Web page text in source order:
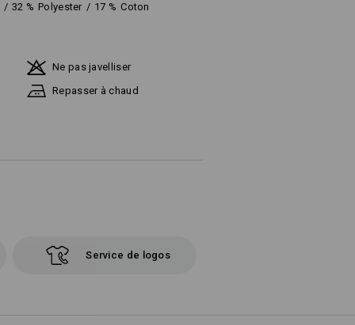
/ 32 % Polyester / 17 % Coton
Ne pas javelliser
Repasser à chaud
Service de logos